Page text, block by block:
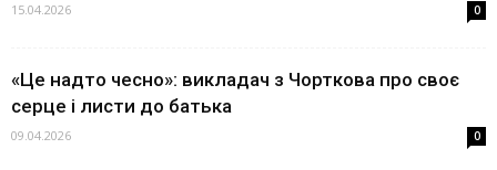
15.04.2026 0
«Це надто чесно»: викладач з Чорткова про своє
серце і листи до батька
09.04.2026 0